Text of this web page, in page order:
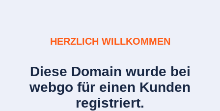
HERZLICH WILLKOMMEN
Diese Domain wurde bei
webgo für einen Kunden
registriert.